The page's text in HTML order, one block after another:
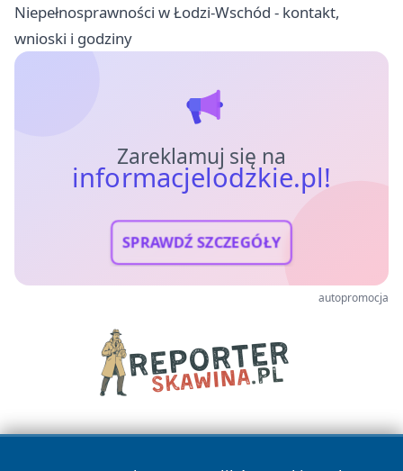
Niepełnosprawności w Łodzi-Wschód - kontakt,
wnioski i godziny
Zareklamuj się na
informacjelodzkie.pl!
SPRAWDŹ SZCZEGÓŁY
autopromocja